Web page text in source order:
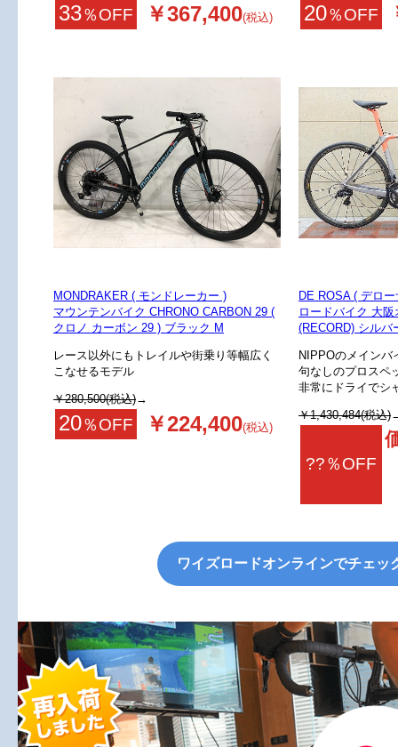
33％OFF ￥367,400(税込) 20％OFF
MONDRAKER ( モンドレーカー )
マウンテンバイク CHRONO CARBON 29 (
クロノ カーボン 29 ) ブラック M
レース以外にもトレイルや街乗り等幅広く
こなせるモデル
￥280,500(税込)→
20％OFF ￥224,400(税込)
DE ROSA ( デロー
ロードバイク 大
(RECORD) シルバ
NIPPOのメインバ
句なしのプロスペ
非常にドライでシ
￥1,430,484(税込)
??％OFF
ワイズロードオンラインでチェッ